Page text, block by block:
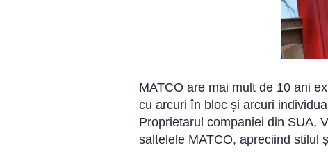
MATCO are mai mult de 10 ani
cu arcuri în bloc și arcuri
Proprietarul companiei din SUA,
saltelele MATCO, apreciind stilul